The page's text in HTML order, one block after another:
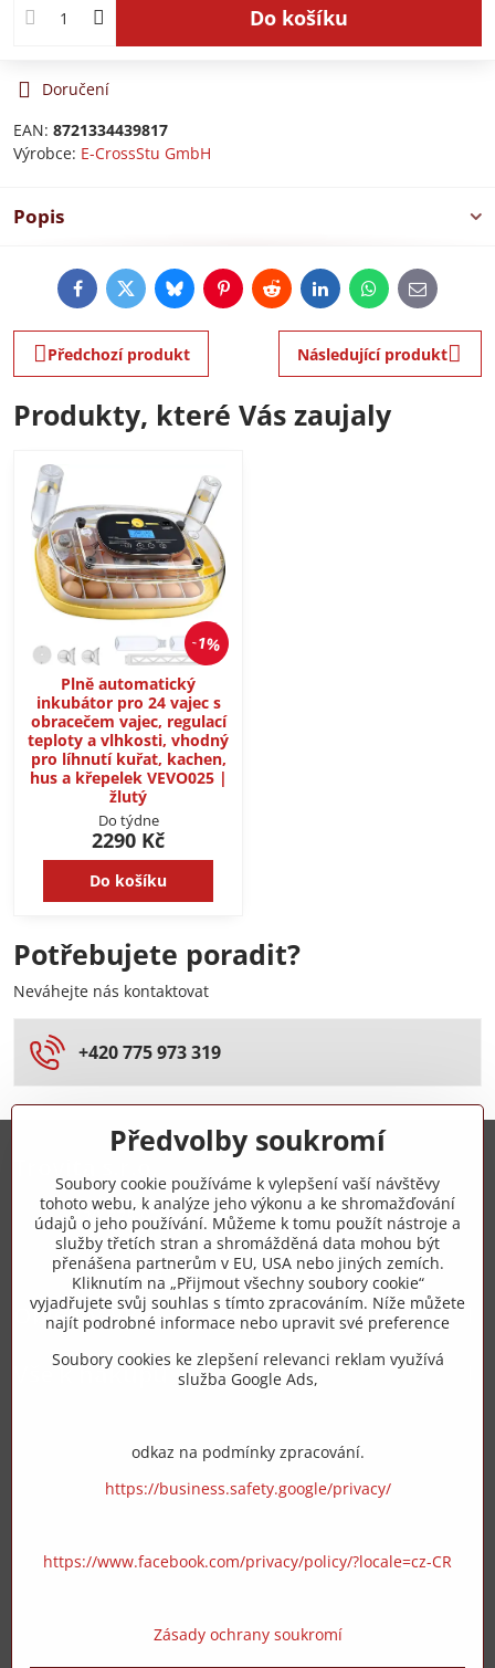
Do košíku
Doručení
EAN: 8721334439817
Výrobce: E-CrossStu GmbH​
Popis
FacebookTwitterBlueskyPinterestRedditLinkedInWhatsApp
E-
mail
Předchozí produkt Následující produkt
Produkty, které Vás zaujaly
1%
Plně automatický
inkubátor pro 24 vajec s
obracečem vajec, regulací
teploty a vlhkosti, vhodný
pro líhnutí kuřat, kachen,
hus a křepelek VEVO025 |
žlutý
Do týdne
2290 Kč
Do košíku
Potřebujete poradit?
Neváhejte nás kontaktovat
+420 775 973 319
+420 775 973 319
info​@zipzop​.cz
Objednávky
Vše k nákupu
Předvolby soukromí
Soubory cookie používáme k vylepšení vaší návštěvy
tohoto webu, k analýze jeho výkonu a ke shromažďování
údajů o jeho používání. Můžeme k tomu použít nástroje a
služby třetích stran a shromážděná data mohou být
přenášena partnerům v EU, USA nebo jiných zemích.
Kliknutím na „Přijmout všechny soubory cookie“
vyjadřujete svůj souhlas s tímto zpracováním. Níže můžete
najít podrobné informace nebo upravit své preference
Soubory cookies ke zlepšení relevanci reklam využívá
služba Google Ads,
odkaz na podmínky zpracování.
https://business.safety.google/privacy/
https://www.facebook.com/privacy/policy/?locale=cz-CR
Zásady ochrany soukromí